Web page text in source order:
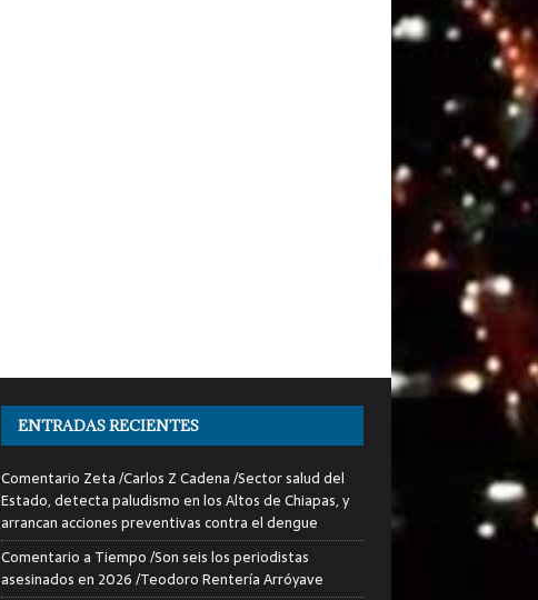
ENTRADAS RECIENTES
Comentario Zeta /Carlos Z Cadena /Sector salud del
Estado, detecta paludismo en los Altos de Chiapas, y
arrancan acciones preventivas contra el dengue
Comentario a Tiempo /Son seis los periodistas
asesinados en 2026 /Teodoro Rentería Arróyave